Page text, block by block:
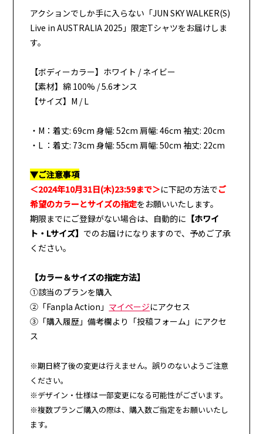
アクションでしか手に入らない「JUN SKY WALKER(S)
Live in AUSTRALIA 2025」限定Tシャツをお届けしま
す。
【ボディーカラー】ホワイト / ネイビー
【素材】綿 100% / 5.6オンス
【サイズ】M / L
・M：着丈: 69cm 身幅: 52cm 肩幅: 46cm 袖丈: 20cm
・L ：着丈: 73cm 身幅: 55cm 肩幅: 50cm 袖丈: 22cm
▼ご注意事項
＜2024年10月31日(木)23:59まで＞に下記の方法でご
希望のカラーとサイズの指定をお願いいたします。
期限までにご登録がない場合は、自動的に 【ホワイ
ト・Lサイズ】 でのお届けになりますので、予めご了承
ください。
【カラー＆サイズの指定方法】
①該当のプランを購入
②「Fanpla Action」 マイページにアクセス
③「購入履歴」備考欄より「投稿フォーム」にアクセ
ス
※期日終了後の変更は行えません。誤りのないようご注意
ください。
※デザイン・仕様は一部変更になる可能性がございます。
※複数プランご購入の際は、購入数ご指定をお願いいたし
ます。